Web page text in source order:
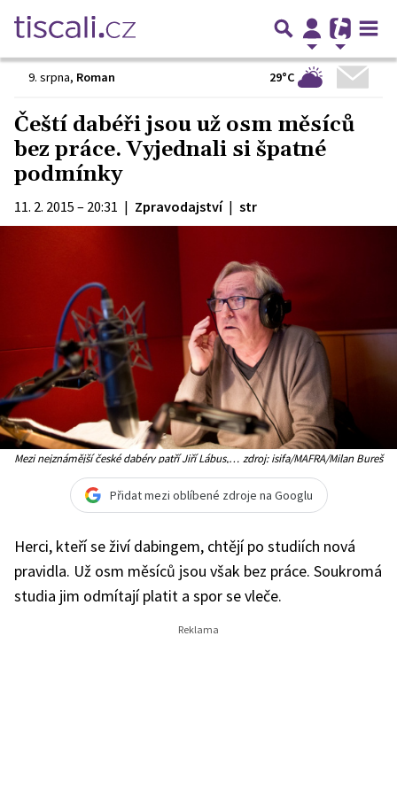
9. srpna, Roman 29°C
Čeští dabéři jsou už osm měsíců
bez práce. Vyjednali si špatné
podmínky
11. 2. 2015 – 20:31 | Zpravodajství | str
Mezi nejznámější české dabéry patří Jiří Lábus, zdroj: isifa/MAFRA/Milan Bureš
Přidat mezi oblíbené zdroje na Googlu
Herci, kteří se živí dabingem, chtějí po studiích nová
pravidla. Už osm měsíců jsou však bez práce. Soukromá
studia jim odmítají platit a spor se vleče.